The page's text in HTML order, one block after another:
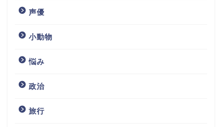
声優
小動物
悩み
政治
旅行